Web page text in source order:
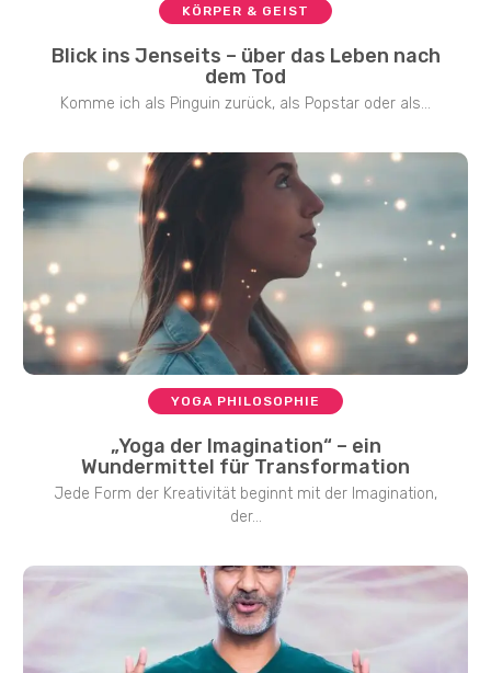
KÖRPER & GEIST
Blick ins Jenseits – über das Leben nach
dem Tod
Komme ich als Pinguin zurück, als Popstar oder als...
YOGA PHILOSOPHIE
„Yoga der Imagination“ – ein
Wundermittel für Transformation
Jede Form der Kreativität beginnt mit der Imagination,
der...